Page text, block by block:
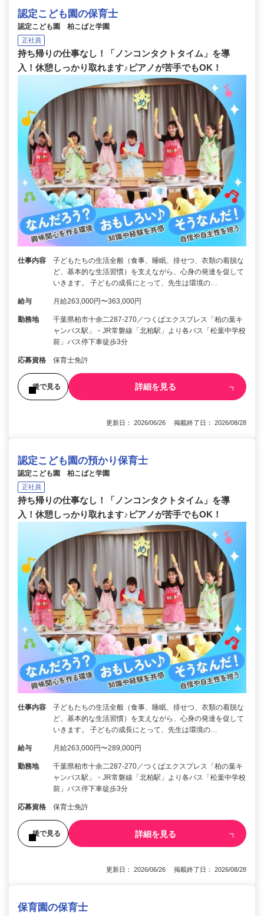
認定こども園の保育士
認定こども園 柏こばと学園
正社員
持ち帰りの仕事なし！「ノンコンタクトタイム」を導
入！休憩しっかり取れます♪ピアノが苦手でもOK！
仕事内容
子どもたちの生活全般（食事、睡眠、排せつ、衣類の着脱な
ど、基本的な生活習慣）を支えながら、心身の発達を促して
いきます。 子どもの成長にとって、先生は環境の…
給与 月給263,000円〜363,000円
勤務地
千葉県柏市十余二287-270／つくばエクスプレス「柏の葉キ
ャンパス駅」・JR常磐線「北柏駅」より各バス「松葉中学校
前」バス停下車徒歩3分
応募資格 保育士免許
後で見る 詳細を見る
更新日： 2026/06/26 掲載終了日： 2026/08/28
認定こども園の預かり保育士
認定こども園 柏こばと学園
正社員
持ち帰りの仕事なし！「ノンコンタクトタイム」を導
入！休憩しっかり取れます♪ピアノが苦手でもOK！
仕事内容
子どもたちの生活全般（食事、睡眠、排せつ、衣類の着脱な
ど、基本的な生活習慣）を支えながら、心身の発達を促して
いきます。 子どもの成長にとって、先生は環境の…
給与 月給263,000円〜289,000円
勤務地
千葉県柏市十余二287-270／つくばエクスプレス「柏の葉キ
ャンパス駅」・JR常磐線「北柏駅」より各バス「松葉中学校
前」バス停下車徒歩3分
応募資格 保育士免許
後で見る 詳細を見る
更新日： 2026/06/26 掲載終了日： 2026/08/28
保育園の保育士